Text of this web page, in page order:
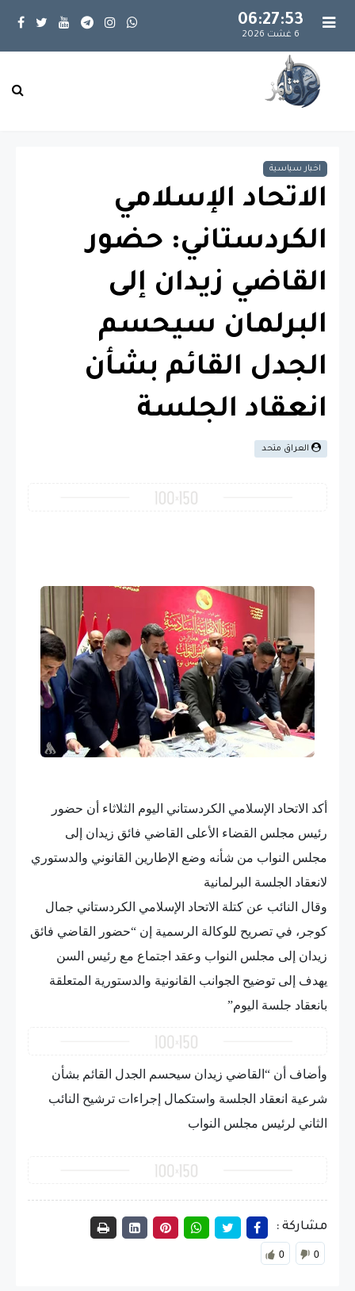
06:27:54
6 غشت 2026
اخبار سياسية
الاتحاد الإسلامي
الكردستاني: حضور
القاضي زيدان إلى
البرلمان سيحسم
الجدل القائم بشأن
انعقاد الجلسة
العراق متحد
أكد الاتحاد الإسلامي الكردستاني اليوم الثلاثاء أن حضور
رئيس مجلس القضاء الأعلى القاضي فائق زيدان إلى
مجلس النواب من شأنه وضع الإطارين القانوني والدستوري
لانعقاد الجلسة البرلمانية
وقال النائب عن كتلة الاتحاد الإسلامي الكردستاني جمال
كوجر، في تصريح للوكالة الرسمية إن “حضور القاضي فائق
زيدان إلى مجلس النواب وعقد اجتماع مع رئيس السن
يهدف إلى توضيح الجوانب القانونية والدستورية المتعلقة
بانعقاد جلسة اليوم”
وأضاف أن “القاضي زيدان سيحسم الجدل القائم بشأن
شرعية انعقاد الجلسة واستكمال إجراءات ترشيح النائب
الثاني لرئيس مجلس النواب
مشاركة :
0 0